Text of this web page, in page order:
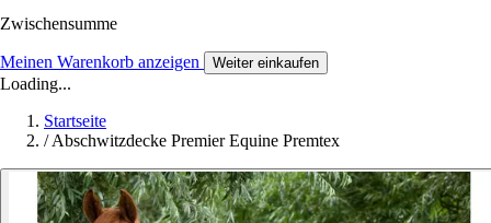
Zwischensumme
Meinen Warenkorb anzeigen Weiter einkaufen
Loading...
Startseite
/ Abschwitzdecke Premier Equine Premtex